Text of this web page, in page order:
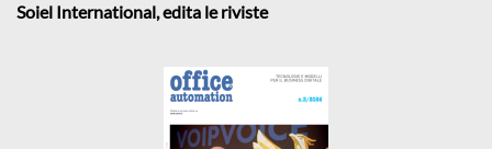
Soiel International, edita le riviste